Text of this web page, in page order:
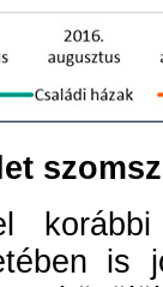
korábbi
is